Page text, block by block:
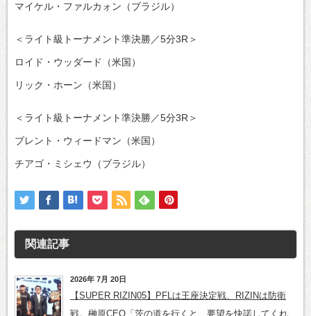
マイケル・ファルカォン（ブラジル）
＜ライト級トーナメント準決勝／5分3R＞
ロイド・ウッダード（米国）
リック・ホーン（米国）
＜ライト級トーナメント準決勝／5分3R＞
ブレント・ウィードマン（米国）
チアゴ・ミシェウ（ブラジル）
関連記事
2026年 7月 20日
【SUPER RIZIN05】PFLは王座決定戦、RIZINは防衛
戦。榊原CEO「茨の道を行くと、要望を快諾してくれ